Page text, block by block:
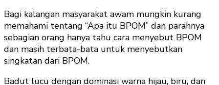
Bagi kalangan masyarakat awam mungkin kurang
memahami tentang “Apa itu BPOM” dan parahnya
sebagian orang hanya tahu cara menyebut BPOM
dan masih terbata-bata untuk menyebutkan
singkatan dari BPOM.
Badut lucu dengan dominasi warna hijau, biru, dan